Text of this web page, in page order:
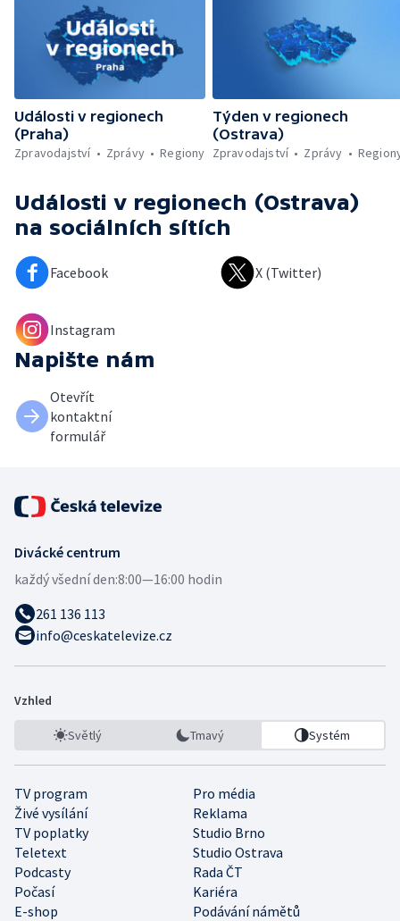
Události v regionech
(Praha)
Zpravodajství
Zprávy Regiony
Týden v regionech
(Ostrava)
Zpravodajství
Zprávy
Události v regionech (Ostrava)
na sociálních sítích
Facebook X (Twitter)
Instagram
Napište nám
Otevřít
kontaktní
formulář
Divácké centrum
každý všední den:8:00—16:00 hodin
261 136 113
info@ceskatelevize.cz
Vzhled
Světlý Tmavý Systém
TV program
Pro média
Živé vysílání
Reklama
TV poplatky
Studio Brno
Teletext
Studio Ostrava
Podcasty
Rada ČT
Počasí
Kariéra
E-shop
Podávání námětů